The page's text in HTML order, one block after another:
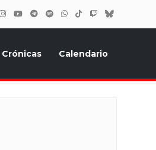
Crónicas Calendario